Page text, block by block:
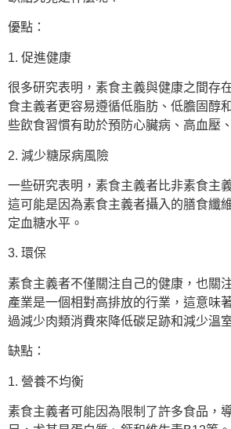
優點：
1. 促進健康
很多研究表明，素食主義與健康之間存
食主義者更容易遵循低脂肪、低膽固醇
些飲食習慣有助於預防心臟病、高血壓
2. 減少糖尿病風險
一些研究表明，素食主義者比非素食主
這可能是因為素食主義者攝入的膳食纖
定血糖水平。
3. 環保
素食主義者不僅關注自己的健康，也關
產業是一個相對高排放的行業，這意味
過減少肉類消費來降低碳足跡和減少溫
缺點：
1. 營養不均衡
素食主義者可能因為限制了許多食品，